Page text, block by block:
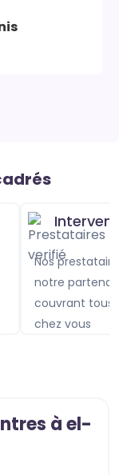
Nos prestataires sont assurés avec
notre
couvrant tous
chez vous
à el-